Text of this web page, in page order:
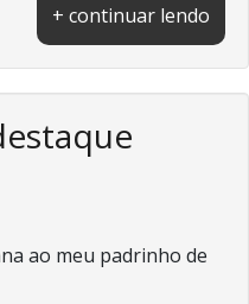
+ continuar lendo
ao meu padrinho de